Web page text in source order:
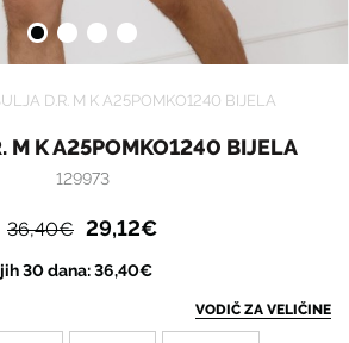
D.R. M K A25POMKO1240 BIJELA
M K A25POMKO1240 BIJELA
129973
36,40€ 29,12€
30 dana: 36,40€
VODIČ ZA VELIČINE